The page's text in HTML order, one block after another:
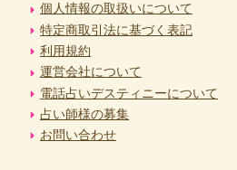
個人情報の取扱いについて
特定商取引法に基づく表記
利用規約
運営会社について
電話占いデスティニーについて
占い師様の募集
お問い合わせ